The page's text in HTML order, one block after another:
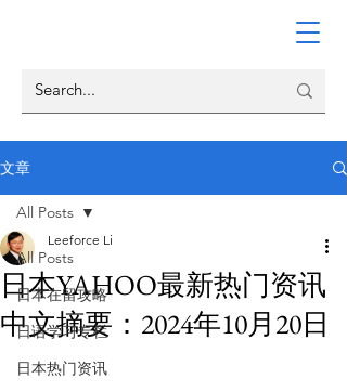
文章
All Posts
日本在留攻略
日语学习专栏
日本热门资讯
All Posts
日本YAHOO最新热门资讯
中文摘要：2024年10月20日
Leeforce Li